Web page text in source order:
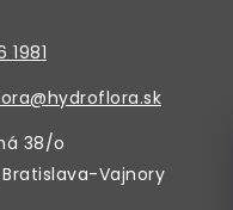
1981
38/o
Bratislava-Vajnory